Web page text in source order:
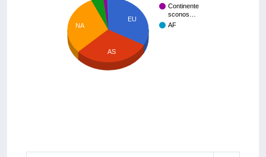
Continente
sconos…
AF
EU
NA
AS